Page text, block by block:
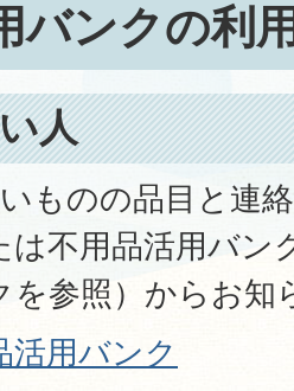
バンクの利
人
ものの品目と連
は不用品活用バン
を参照）からお知
活用バンク